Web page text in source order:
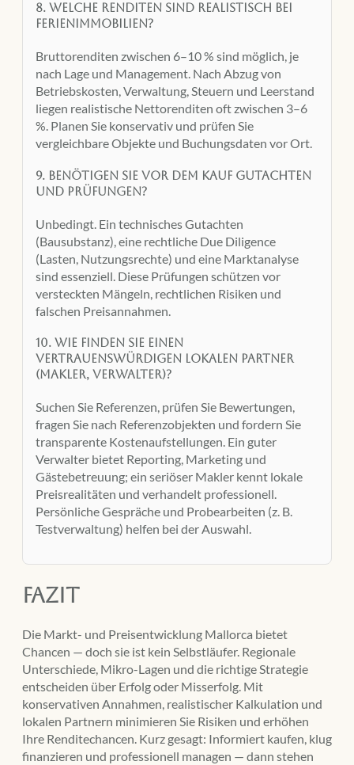
8. Welche Renditen sind realistisch bei
Ferienimmobilien?
Bruttorenditen zwischen 6–10 % sind möglich, je
nach Lage und Management. Nach Abzug von
Betriebskosten, Verwaltung, Steuern und Leerstand
liegen realistische Nettorenditen oft zwischen 3–6
%. Planen Sie konservativ und prüfen Sie
vergleichbare Objekte und Buchungsdaten vor Ort.
9. Benötigen Sie vor dem Kauf Gutachten
und Prüfungen?
Unbedingt. Ein technisches Gutachten
(Bausubstanz), eine rechtliche Due Diligence
(Lasten, Nutzungsrechte) und eine Marktanalyse
sind essenziell. Diese Prüfungen schützen vor
versteckten Mängeln, rechtlichen Risiken und
falschen Preisannahmen.
10. Wie finden Sie einen
vertrauenswürdigen lokalen Partner
(Makler, Verwalter)?
Suchen Sie Referenzen, prüfen Sie Bewertungen,
fragen Sie nach Referenzobjekten und fordern Sie
transparente Kostenaufstellungen. Ein guter
Verwalter bietet Reporting, Marketing und
Gästebetreuung; ein seriöser Makler kennt lokale
Preisrealitäten und verhandelt professionell.
Persönliche Gespräche und Probearbeiten (z. B.
Testverwaltung) helfen bei der Auswahl.
Fazit
Die Markt- und Preisentwicklung Mallorca bietet
Chancen — doch sie ist kein Selbstläufer. Regionale
Unterschiede, Mikro-Lagen und die richtige Strategie
entscheiden über Erfolg oder Misserfolg. Mit
konservativen Annahmen, realistischer Kalkulation und
lokalen Partnern minimieren Sie Risiken und erhöhen
Ihre Renditechancen. Kurz gesagt: Informiert kaufen, klug
finanzieren und professionell managen — dann stehen